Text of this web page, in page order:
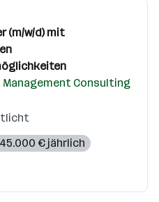
(m/w/d) mit
Management Consulting
€ jährlich